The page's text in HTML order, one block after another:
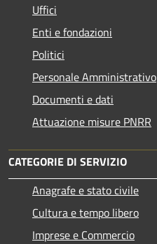
Uffici
Enti e fondazioni
Politici
Personale Amministrativo
Documenti e dati
Attuazione misure PNRR
CATEGORIE DI SERVIZIO
Anagrafe e stato civile
Cultura e tempo libero
Imprese e Commercio